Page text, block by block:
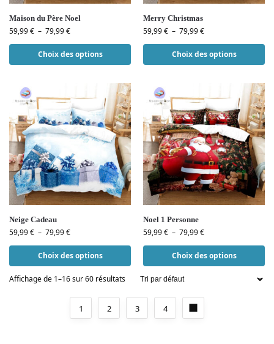
Maison du Père Noel
59,99€ – 79,99€
Choix des options
Merry Christmas
59,99€ – 79,99€
Choix des options
Neige Cadeau
59,99€ – 79,99€
Choix des options
Noel 1 Personne
59,99€ – 79,99€
Choix des options
Affichage de 1–16 sur 60 résultats
1 2 3 4